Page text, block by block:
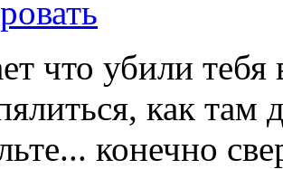
что убили тебя
как там
конечно